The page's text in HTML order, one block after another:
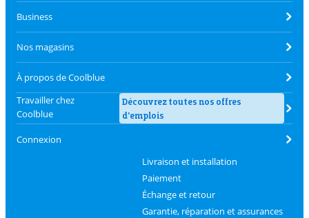
Business
Nos magasins
À propos de Coolblue
Travailler chez
Coolblue
Découvrez toutes nos offres
d'emplois
Connexion
Livraison et installation
Paiement
Échange et retour
Garantie, réparation et assurances